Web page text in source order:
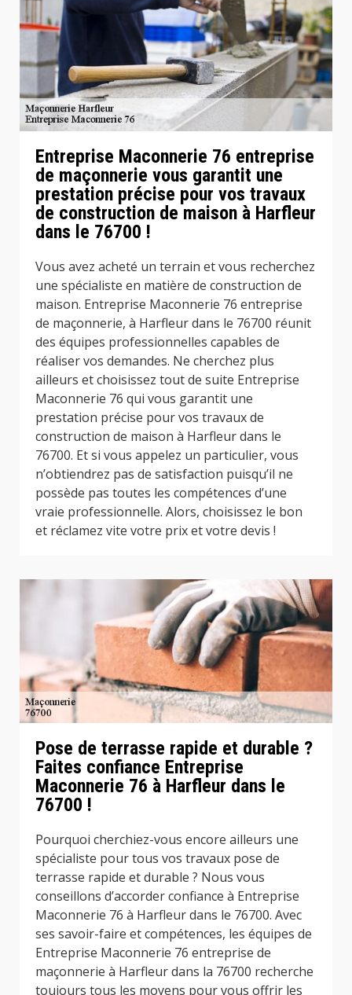
Entreprise Maconnerie 76 entreprise
de maçonnerie vous garantit une
prestation précise pour vos travaux
de construction de maison à Harfleur
dans le 76700 !
Vous avez acheté un terrain et vous recherchez
une spécialiste en matière de construction de
maison. Entreprise Maconnerie 76 entreprise
de maçonnerie, à Harfleur dans le 76700 réunit
des équipes professionnelles capables de
réaliser vos demandes. Ne cherchez plus
ailleurs et choisissez tout de suite Entreprise
Maconnerie 76 qui vous garantit une
prestation précise pour vos travaux de
construction de maison à Harfleur dans le
76700. Et si vous appelez un particulier, vous
n’obtiendrez pas de satisfaction puisqu’il ne
possède pas toutes les compétences d’une
vraie professionnelle. Alors, choisissez le bon
et réclamez vite votre prix et votre devis !
Pose de terrasse rapide et durable ?
Faites confiance Entreprise
Maconnerie 76 à Harfleur dans le
76700 !
Pourquoi cherchiez-vous encore ailleurs une
spécialiste pour tous vos travaux pose de
terrasse rapide et durable ? Nous vous
conseillons d’accorder confiance à Entreprise
Maconnerie 76 à Harfleur dans le 76700. Avec
ses savoir-faire et compétences, les équipes de
Entreprise Maconnerie 76 entreprise de
maçonnerie à Harfleur dans la 76700 recherche
toujours tous les moyens pour vous offrir les